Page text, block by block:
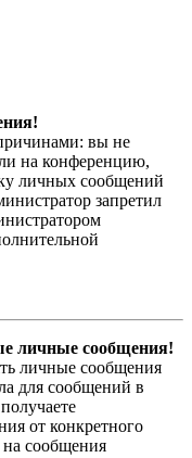
вы не
на конференцию,
личных сообщений
запретил
личные сообщения!
личные сообщения
для сообщений в
от конкретного
на сообщения